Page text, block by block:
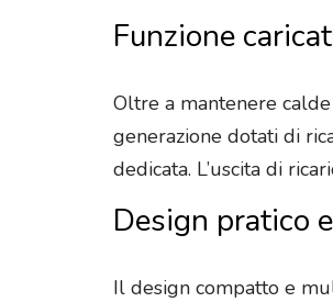
Funzione
Oltre a mantenere
generazione dotati di
dedicata. L’uscita di
Design pratico
Il design compatto e